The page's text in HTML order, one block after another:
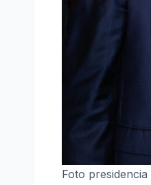
Foto